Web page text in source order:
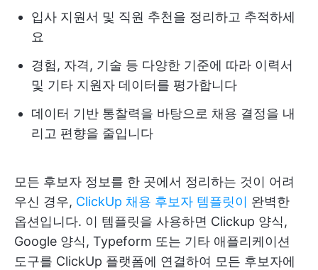
입사 지원서 및 직원 추천을 정리하고 추적하세
요
경험, 자격, 기술 등 다양한 기준에 따라 이력서
및 기타 지원자 데이터를 평가합니다
데이터 기반 통찰력을 바탕으로 채용 결정을 내
리고 편향을 줄입니다
모든 후보자 정보를 한 곳에서 정리하는 것이 어려
우신 경우, ClickUp 채용 후보자 템플릿이 완벽한
옵션입니다. 이 템플릿을 사용하면 Clickup 양식,
Google 양식, Typeform 또는 기타 애플리케이션
도구를 ClickUp 플랫폼에 연결하여 모든 후보자에